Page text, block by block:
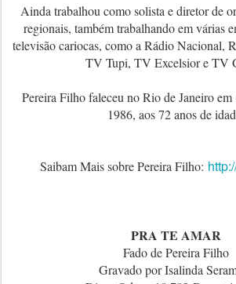
Ainda trabalhou como solista e diretor de
regionais, também trabalhando em várias
televisão cariocas, como a Rádio Nacional,
TV Tupi, TV Excelsior e TV
Pereira Filho faleceu no Rio de Janeiro
1986, aos 72 anos de
Saibam Mais sobre Pereira Filho:
PRA TE AMAR
Fado de Pereira Filho
Gravado por Isalinda